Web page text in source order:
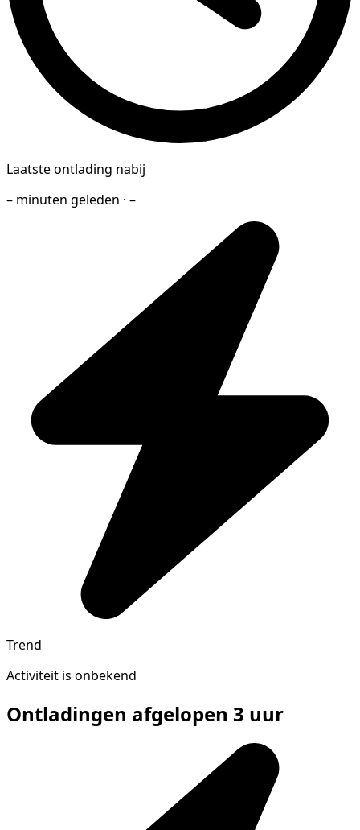
Laatste ontlading nabij
– minuten geleden · –
Trend
Activiteit is onbekend
Ontladingen afgelopen 3 uur